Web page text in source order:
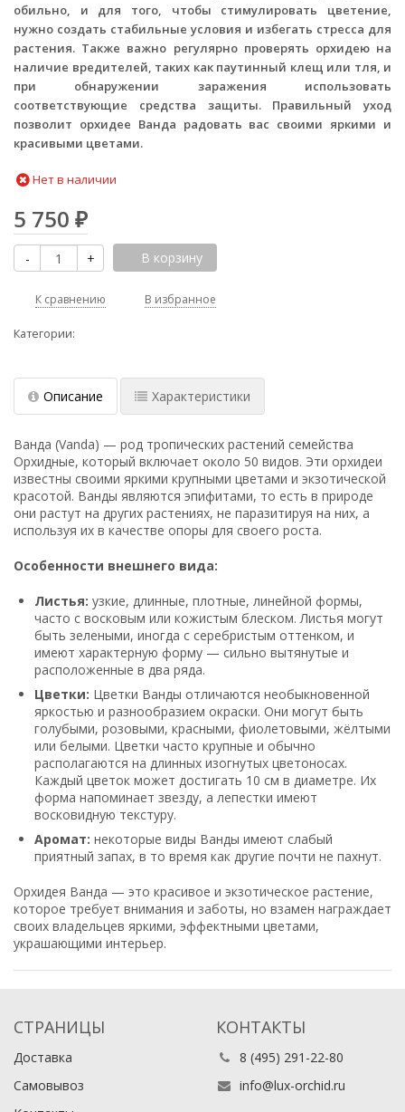
обильно, и для того, чтобы стимулировать цветение,
нужно создать стабильные условия и избегать стресса для
растения. Также важно регулярно проверять орхидею на
наличие вредителей, таких как паутинный клещ или тля, и
при обнаружении заражения использовать
соответствующие средства защиты. Правильный уход
позволит орхидее Ванда радовать вас своими яркими и
красивыми цветами.
Нет в наличии
5 750 ₽
- + В корзину
К сравнению В избранное
Категории:
Описание Характеристики
Ванда (Vanda) — род тропических растений семейства
Орхидные, который включает около 50 видов. Эти орхидеи
известны своими яркими крупными цветами и экзотической
красотой. Ванды являются эпифитами, то есть в природе
они растут на других растениях, не паразитируя на них, а
используя их в качестве опоры для своего роста.
Особенности внешнего вида:
Листья: узкие, длинные, плотные, линейной формы,
часто с восковым или кожистым блеском. Листья могут
быть зелеными, иногда с серебристым оттенком, и
имеют характерную форму — сильно вытянутые и
расположенные в два ряда.
Цветки: Цветки Ванды отличаются необыкновенной
яркостью и разнообразием окраски. Они могут быть
голубыми, розовыми, красными, фиолетовыми, жёлтыми
или белыми. Цветки часто крупные и обычно
располагаются на длинных изогнутых цветоносах.
Каждый цветок может достигать 10 см в диаметре. Их
форма напоминает звезду, а лепестки имеют
восковидную текстуру.
Аромат: некоторые виды Ванды имеют слабый
приятный запах, в то время как другие почти не пахнут.
Орхидея Ванда — это красивое и экзотическое растение,
которое требует внимания и заботы, но взамен награждает
своих владельцев яркими, эффектными цветами,
украшающими интерьер.
СТРАНИЦЫ
Доставка
Самовывоз
КОНТАКТЫ
8 (495) 291-22-80
info@lux-orchid.ru